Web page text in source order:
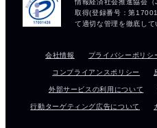
会社情報 プライバシーポリシ
コンプライアンスポリシー
外部サービスの利用について
行動ターゲティング広告について